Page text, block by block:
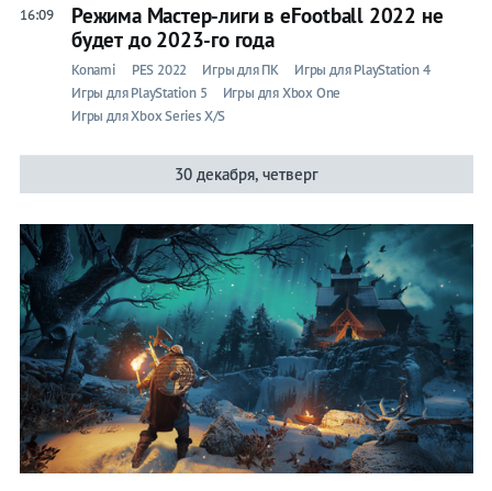
16:09
Режима Мастер-лиги в eFootball 2022 не
будет до 2023-го года
Konami PES 2022 Игры для ПК
Игры для PlayStation 4
Игры для PlayStation 5
Игры для Xbox One
Игры для Xbox Series X/S
30 декабря, четверг